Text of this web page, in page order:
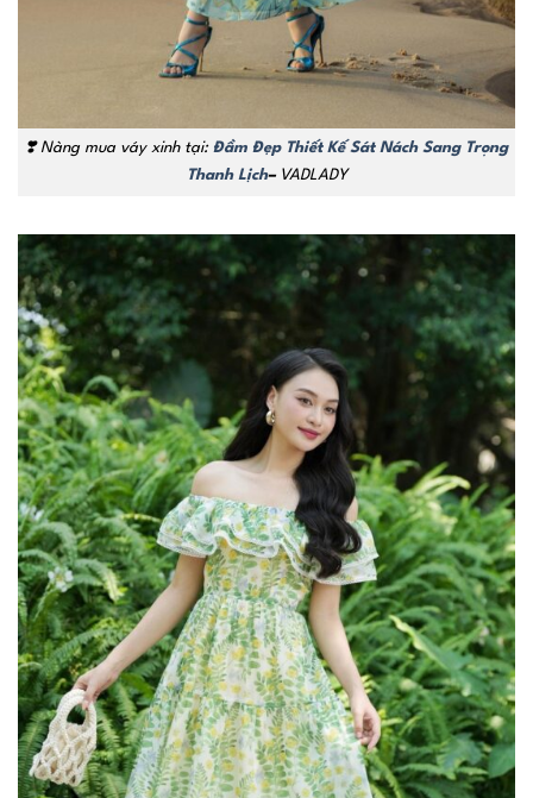
❣️Nàng mua váy xinh tại: Đầm Đẹp Thiết Kế Sát Nách Sang Trọng
Thanh Lịch–VADLADY